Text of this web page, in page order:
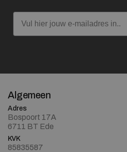
Email
Algemeen
Adres
Bospoort 17A
6711 BT Ede
KVK
85835587